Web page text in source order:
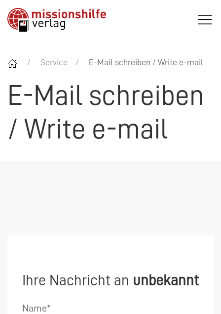
Service E-Mail schreiben / Write e-mail
E-Mail schreiben
/ Write e-mail
Ihre Nachricht an unbekannt
Name*